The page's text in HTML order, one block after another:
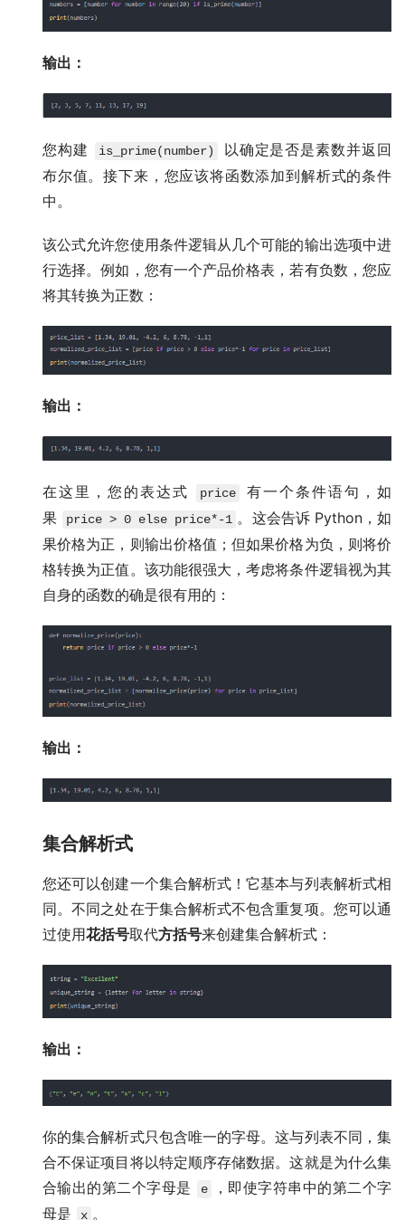
输出：
您构建 is_prime(number)
以确定是否是素数并返回
布尔值。接下来，您应该将函数添加到解析式的条件
中。
该公式允许您使用条件逻辑从几个可能的输出选项中进
行选择。例如，您有一个产品价格表，若有负数，您应
将其转换为正数：
输出：
在这里，您的表达式 price
有一个条件语句，如
果
price > 0 else price*-1 。这会告诉 Python，如
果价格为正，则输出价格值；但如果价格为负，则将价
格转换为正值。该功能很强大，考虑将条件逻辑视为其
自身的函数的确是很有用的：
输出：
集合解析式
您还可以创建一个集合解析式！它基本与列表解析式相
同。不同之处在于集合解析式不包含重复项。您可以通
过使用花括号取代方括号来创建集合解析式：
输出：
你的集合解析式只包含唯一的字母。这与列表不同，集
合不保证项目将以特定顺序存储数据。这就是为什么集
合输出的第二个字母是
e
，即使字符串中的第二个字
母是
x 。